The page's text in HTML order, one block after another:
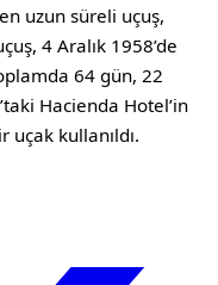
uzun süreli uçuş,
4 Aralık 1958’de
64 gün, 22
Hacienda Hotel’in
uçak kullanıldı.